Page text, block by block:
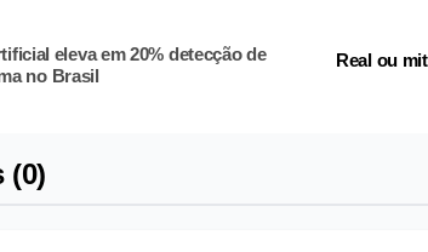
eleva em 20% detecção de
no Brasil
Real ou
(0)